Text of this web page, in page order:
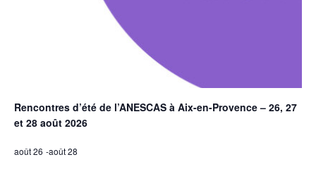
Rencontres d’été de l’ANESCAS à Aix-en-Provence – 26, 27
et 28 août 2026
août 26 -août 28